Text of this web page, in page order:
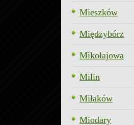
Mieszków
Międzybórz
Mikołajowa
Milin
Miłaków
Miodary